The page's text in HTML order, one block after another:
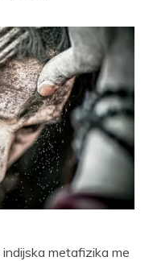
indijska metafizika me